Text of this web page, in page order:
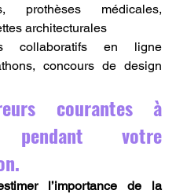
prothèses médicales,
architecturales
collaboratifs en ligne
concours de design
courantes à
pendant votre
l’importance de la